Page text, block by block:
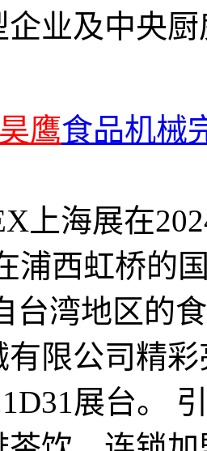
企业及中央
昊鹰食品机械
上海展在
浦西虹桥的
台湾地区的
限公司精
展台。